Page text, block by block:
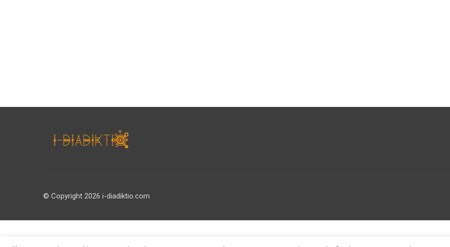
© Copyright 2026 i-diadiktio.com